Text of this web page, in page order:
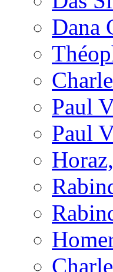
Dana
Paul
Paul